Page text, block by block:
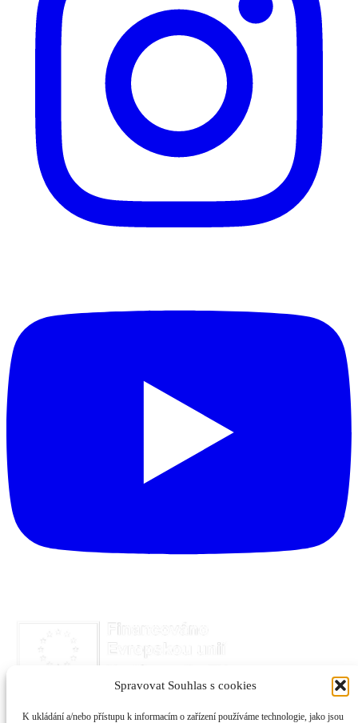
Spravovat Souhlas s cookies
K ukládání a/nebo přístupu k informacím o zařízení používáme technologie, jako jsou